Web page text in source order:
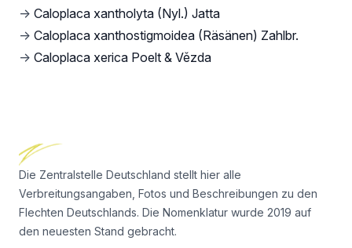
→ Caloplaca xantholyta (Nyl.) Jatta
→ Caloplaca xanthostigmoidea (Räsänen) Zahlbr.
→ Caloplaca xerica Poelt & Vězda
Die Zentralstelle Deutschland stellt hier alle
Verbreitungsangaben, Fotos und Beschreibungen zu den
Flechten Deutschlands. Die Nomenklatur wurde 2019 auf
den neuesten Stand gebracht.